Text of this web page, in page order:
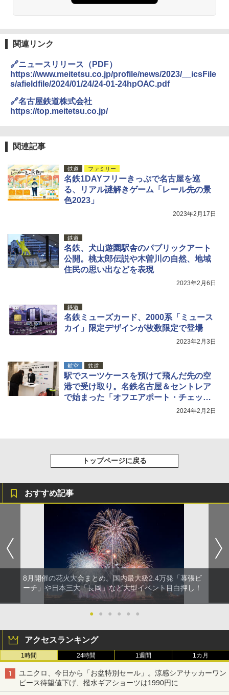
ーチ ピクニック ポップアップテント 携帯 簡
易 トイレテント (ブラック)
ENDLESS BASE 《めざましテレビで紹介》
テント ワンタッチ RENEW 幅200 2-3人用 43
500002(88859)
￥5,999
￥9,990
[キャンパーズコレクション 山善] 傘みたいに
広げるだけ パッとサッとテント キューブワ
ッシュ 4人用 簡単設置 ポップアップテント P
ATCW-150B エクルベージュ
￥-
￥6,459
ポインターライト 強力 小型 緑色/赤色/青紫色
USB充電式 高精度 超長距離照射 長時間使用
熊撃退スプレー 熊よけスプレー 熊スプレー
【日本企業販売】超強力クマ対策スプレー 30
0ml（連続噴射30秒）110ml（連続噴射15
秒）射程5～10m 安全ロック搭載 携帯収納袋
付き ヒグマ・イノシシ対策 自治体・教育機
防災用品 長期保存可能 緊急時用 日本国内発
送
￥3,680
関連リンク
🔗ニュースリリース（PDF）
https://www.meitetsu.co.jp/profile/news/2023/__icsFile
s/afieldfile/2024/01/24/24-01-24hpOAC.pdf
🔗名古屋鉄道株式会社
https://top.meitetsu.co.jp/
関連記事
鉄道 ファミリー
名鉄1DAYフリーきっぷで名古屋を巡
る、リアル謎解きゲーム「レール先の景
色2023」
2023年2月17日
鉄道
名鉄、犬山遊園駅舎のパブリックアート
公開。桃太郎伝説や木曽川の自然、地域
住民の思い出などを表現
2023年2月6日
鉄道
名鉄ミューズカード、2000系「ミュース
カイ」限定デザインが枚数限定で登場
2023年2月3日
航空 鉄道
駅でスーツケースを預けて飛んだ先の空
港で受け取り。名鉄名古屋＆セントレア
で始まった「オフエアポート・チェック
2024年2月2日
トップページに戻る
おすすめ記事
8月開催の花火大会まとめ。国内最大級2.4万発「幕張ビ
ーチ」や日本三大「長岡」など大型イベント目白押し！
● ● ● ● ● ●
アクセスランキング
1時間 24時間 1週間 1カ月
ユニクロ、今日から「お盆特別セール」。涼感シアサッカーワン
ピース待望値下げ、撥水ギアショーツは1990円に